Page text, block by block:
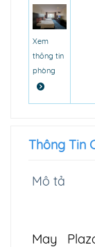
Xem
thông tin
phòng
Thông Tin
Mô tả
May